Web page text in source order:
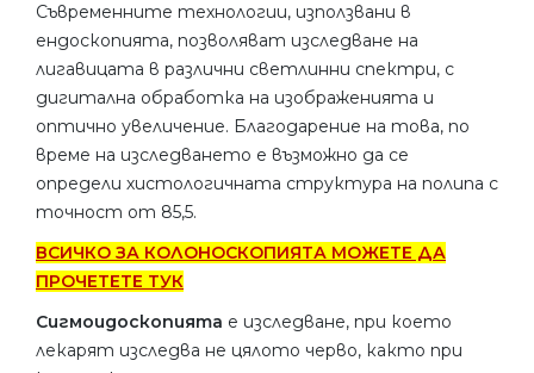
Съвременните технологии, използвани в
ендоскопията, позволяват изследване на
лигавицата в различни светлинни спектри, с
дигитална обработка на изображенията и
оптично увеличение. Благодарение на това, по
време на изследването е възможно да се
определи хистологичната структура на полипа с
точност от 85,5.
ВСИЧКО ЗА КОЛОНОСКОПИЯТА МОЖЕТЕ ДА
ПРОЧЕТЕТЕ ТУК
Сигмоидоскопията е изследване, при което
лекарят изследва не цялото черво, както при